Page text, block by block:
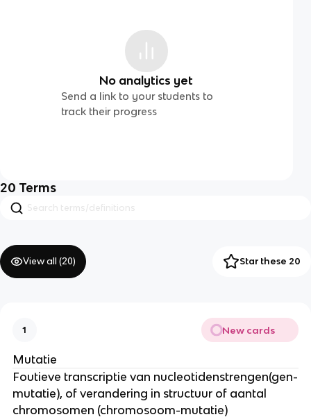
No analytics yet
Send a link to your students to
track their progress
20 Terms
View all (20) Star these 20
1 New cards
Mutatie
Foutieve transcriptie van nucleotidenstrengen(gen-
mutatie), of verandering in structuur of aantal
chromosomen (chromosoom-mutatie)